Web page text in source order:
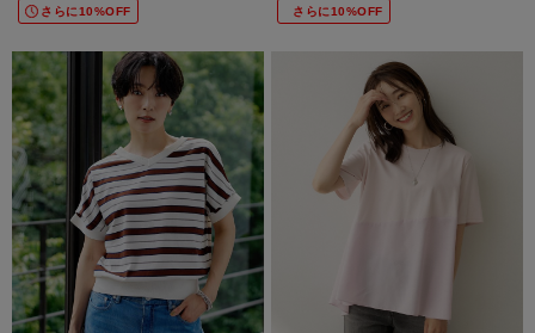
さらに10%OFF さらに10%OFF